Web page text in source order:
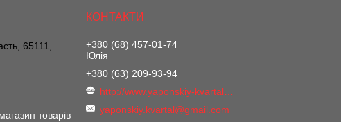
65111,
товарів
+380 (68) 457-01-74
Юлія
+380 (63) 209-93-94
yaponskiy.kvartal@gmail.com